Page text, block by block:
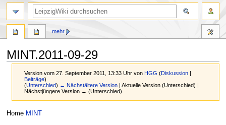
MINT.2011-09-29
Version vom 27. September 2011, 13:33 Uhr vonHGG (Diskussion |
Beiträge)
(Unterschied) ← Nächstältere Version | Aktuelle Version (Unterschied) |
Nächstjüngere Version → (Unterschied)
Zur
Zur
Home MINT
mehr